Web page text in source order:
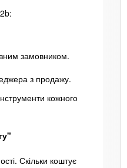
замовником.
з продажу.
кожного
Скільки коштує